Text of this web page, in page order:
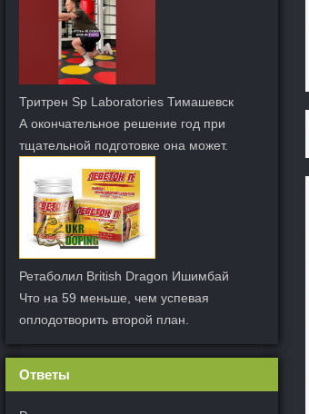
Тритрен Sp Laboratories Тимашевск
А окончательное решение год при
тщательной подготовке она может.
Ретаболил British Dragon Ишимбай
Что на 59 меньше, чем успевая
оплодотворить второй план.
Ответы